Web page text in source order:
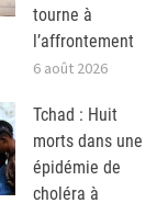
tourne à
l’affrontement
6 août 2026
Tchad : Huit
morts dans une
épidémie de
choléra à